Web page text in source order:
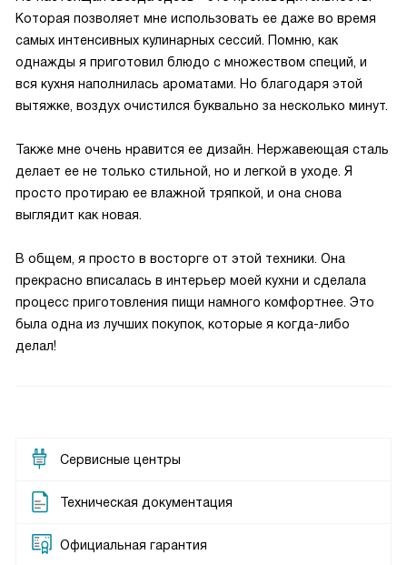
Которая позволяет мне использовать ее даже во время
самых интенсивных кулинарных сессий. Помню, как
однажды я приготовил блюдо с множеством специй, и
вся кухня наполнилась ароматами. Но благодаря этой
вытяжке, воздух очистился буквально за несколько минут.
Также мне очень нравится ее дизайн. Нержавеющая сталь
делает ее не только стильной, но и легкой в уходе. Я
просто протираю ее влажной тряпкой, и она снова
выглядит как новая.
В общем, я просто в восторге от этой техники. Она
прекрасно вписалась в интерьер моей кухни и сделала
процесс приготовления пищи намного комфортнее. Это
была одна из лучших покупок, которые я когда-либо
делал!
Сервисные центры
Техническая документация
Официальная гарантия